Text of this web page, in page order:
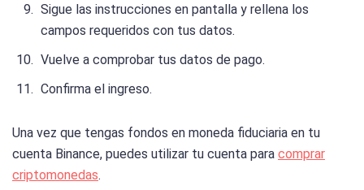
Sigue las instrucciones en pantalla y rellena los
campos requeridos con tus datos.
Vuelve a comprobar tus datos de pago.
Confirma el ingreso.
Una vez que tengas fondos en moneda fiduciaria en tu
cuenta Binance, puedes utilizar tu cuenta para comprar
criptomonedas.